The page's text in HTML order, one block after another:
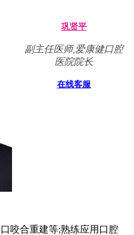
巩贤平
副主任医师,爱康健口腔
医院院长
在线客服
咬合重建等;熟练应用口腔